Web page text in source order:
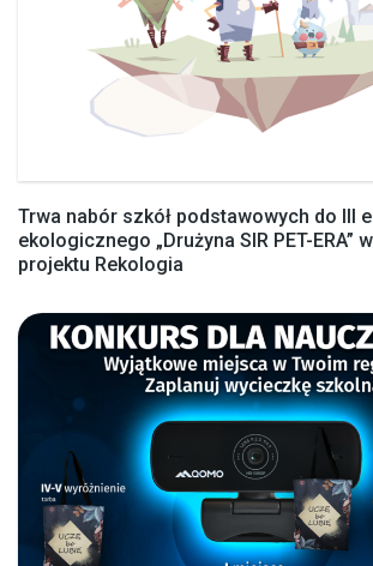
Trwa nabór szkół podstawowych do III
ekologicznego „Drużyna SIR PET-ERA”
projektu Rekologia